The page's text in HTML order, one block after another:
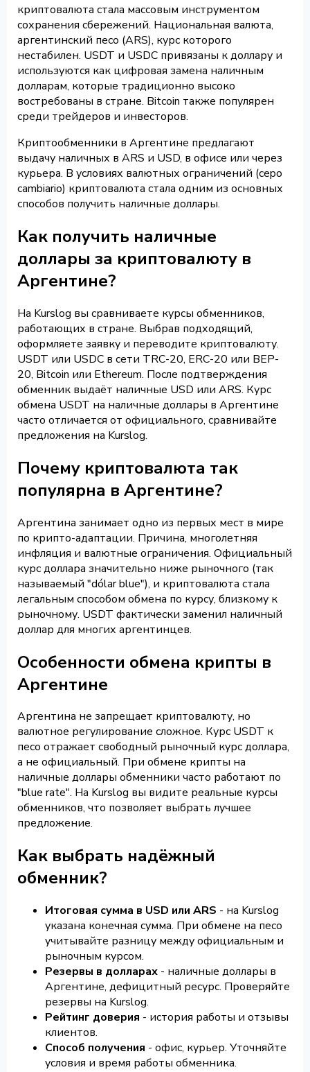
криптовалюта стала массовым инструментом
сохранения сбережений. Национальная валюта,
аргентинский песо (ARS), курс которого
нестабилен. USDT и USDC привязаны к доллару и
используются как цифровая замена наличным
долларам, которые традиционно высоко
востребованы в стране. Bitcoin также популярен
среди трейдеров и инвесторов.
Криптообменники в Аргентине предлагают
выдачу наличных в ARS и USD, в офисе или через
курьера. В условиях валютных ограничений (cepo
cambiario) криптовалюта стала одним из основных
способов получить наличные доллары.
Как получить наличные
доллары за криптовалюту в
Аргентине?
На Kurslog вы сравниваете курсы обменников,
работающих в стране. Выбрав подходящий,
оформляете заявку и переводите криптовалюту.
USDT или USDC в сети TRC-20, ERC-20 или BEP-
20, Bitcoin или Ethereum. После подтверждения
обменник выдаёт наличные USD или ARS. Курс
обмена USDT на наличные доллары в Аргентине
часто отличается от официального, сравнивайте
предложения на Kurslog.
Почему криптовалюта так
популярна в Аргентине?
Аргентина занимает одно из первых мест в мире
по крипто-адаптации. Причина, многолетняя
инфляция и валютные ограничения. Официальный
курс доллара значительно ниже рыночного (так
называемый "dólar blue"), и криптовалюта стала
легальным способом обмена по курсу, близкому к
рыночному. USDT фактически заменил наличный
доллар для многих аргентинцев.
Особенности обмена крипты в
Аргентине
Аргентина не запрещает криптовалюту, но
валютное регулирование сложное. Курс USDT к
песо отражает свободный рыночный курс доллара,
а не официальный. При обмене крипты на
наличные доллары обменники часто работают по
"blue rate". На Kurslog вы видите реальные курсы
обменников, что позволяет выбрать лучшее
предложение.
Как выбрать надёжный
обменник?
Итоговая сумма в USD или ARS - на Kurslog
указана конечная сумма. При обмене на песо
учитывайте разницу между официальным и
рыночным курсом.
Резервы в долларах - наличные доллары в
Аргентине, дефицитный ресурс. Проверяйте
резервы на Kurslog.
Рейтинг доверия - история работы и отзывы
клиентов.
Способ получения - офис, курьер. Уточняйте
условия и время работы обменника.